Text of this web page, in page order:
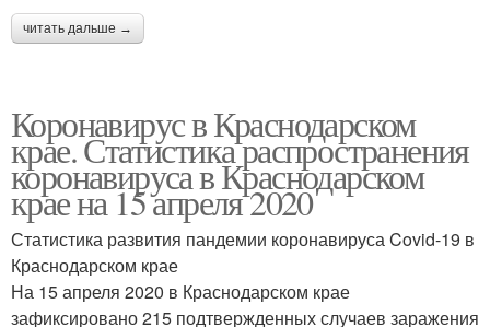
читать дальше →
Коронавирус в Краснодарском
крае. Статистика распространения
коронавируса в Краснодарском
крае на 15 апреля 2020
Статистика развития пандемии коронавируса Covid-19 в
Краснодарском крае
На 15 апреля 2020 в Краснодарском крае
зафиксировано 215 подтвержденных случаев заражения